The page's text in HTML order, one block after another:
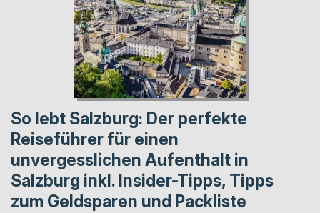
So lebt Salzburg: Der perfekte
Reiseführer für einen
unvergesslichen Aufenthalt in
Salzburg inkl. Insider-Tipps, Tipps
zum Geldsparen und Packliste